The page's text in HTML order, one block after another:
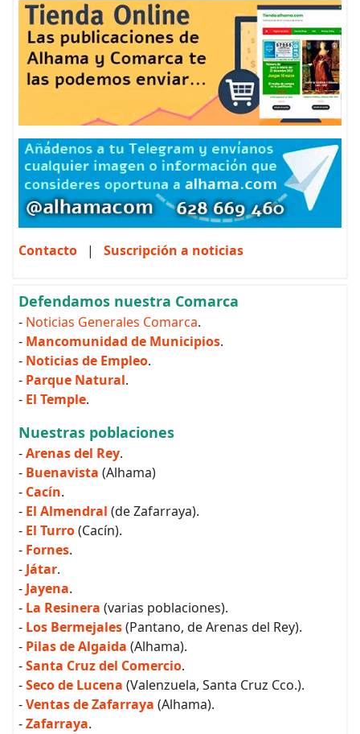
Contacto | Suscripción a noticias
Defendamos nuestra Comarca
- Noticias Generales Comarca.
- Mancomunidad de Municipios.
- Noticias de Empleo.
- Parque Natural.
- El Temple.
Nuestras poblaciones
-Arenas del Rey.
- Buenavista (Alhama)
- Cacín.
- El Almendral (de Zafarraya).
- El Turro(Cacín).
- Fornes.
-Játar.
-Jayena.
- La Resinera (varias poblaciones).
- Los Bermejales(Pantano, de Arenas del Rey).
- Pilas de Algaida (Alhama).
-Santa Cruz del Comercio.
-Seco de Lucena (Valenzuela, Santa Cruz Cco.).
-Ventas de Zafarraya (Alhama).
-Zafarraya.